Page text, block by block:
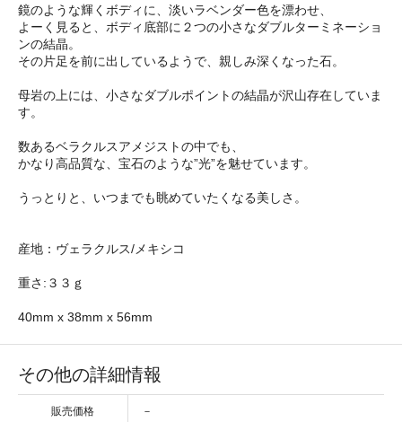
鏡のような輝くボディに、淡いラベンダー色を漂わせ、
よーく見ると、ボディ底部に２つの小さなダブルターミネーショ
ンの結晶。
その片足を前に出しているようで、親しみ深くなった石。
母岩の上には、小さなダブルポイントの結晶が沢山存在していま
す。
数あるベラクルスアメジストの中でも、
かなり高品質な、宝石のような”光”を魅せています。
うっとりと、いつまでも眺めていたくなる美しさ。
産地：ヴェラクルス/メキシコ
重さ:３３ｇ
40mm x 38mm x 56mm
その他の詳細情報
販売価格 －